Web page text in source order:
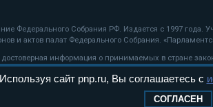
Федерального Собрания РФ. Издается с 1997
и актов палат Федерального Собрания.
информация о принимаемых в стране
технологии
Используя сайт pnp.ru, Вы соглашаетесь с
СОГЛАСЕН